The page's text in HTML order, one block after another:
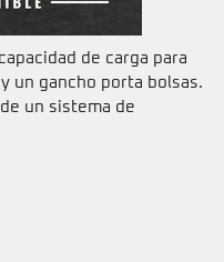
de carga para
un gancho porta bolsas.
un sistema de